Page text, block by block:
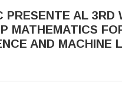
PRESENTE AL 3RD
MATHEMATICS
AND MACHINE